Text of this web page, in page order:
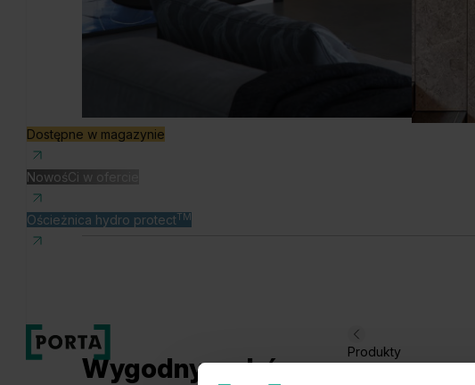
Dostępne w magazynie
NowośCi w ofercie
Ościeżnica hydro protectTM
Produkty
Wygodny wybór